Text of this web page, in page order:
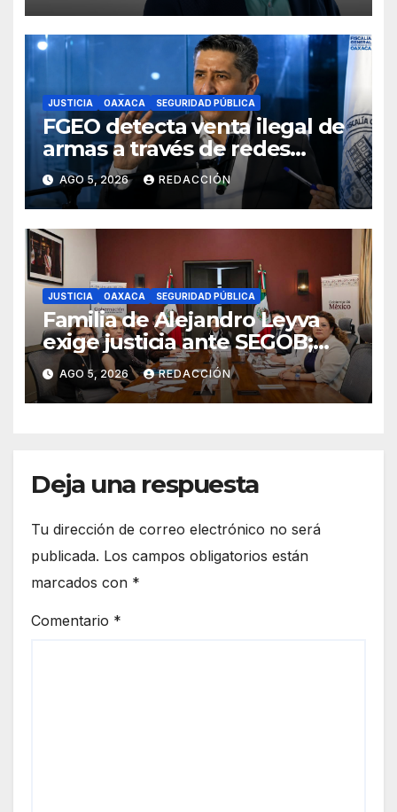
JUSTICIA OAXACA SEGURIDAD PÚBLICA
FGEO detecta venta ilegal de
armas a través de redes
sociales; inicia investigaciones
y advierte riesgos
AGO 5, 2026 REDACCIÓN
JUSTICIA OAXACA SEGURIDAD PÚBLICA
Familia de Alejandro Leyva
exige justicia ante SEGOB;
piden detener a autores
materiales e intelectuales del
asesinato
AGO 5, 2026 REDACCIÓN
Deja una respuesta
Tu dirección de correo electrónico no será
publicada. Los campos obligatorios están
marcados con *
Comentario *